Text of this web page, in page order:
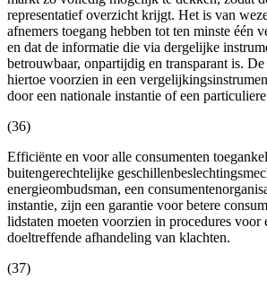
representatief overzicht krijgt. Het is van
afnemers toegang hebben tot ten minste één
en dat de informatie die via dergelijke
betrouwbaar, onpartijdig en transparant is.
hiertoe voorzien in een
door een nationale instantie of een
(36)
Efficiënte en voor alle consumenten
buitengerechtelijke
energieombudsman, een
instantie, zijn een garantie voor betere
lidstaten moeten voorzien in procedures voor
doeltreffende afhandeling van klachten.
(37)